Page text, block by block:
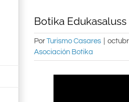
Botika
Por Turismo Casares
Asociación Botika